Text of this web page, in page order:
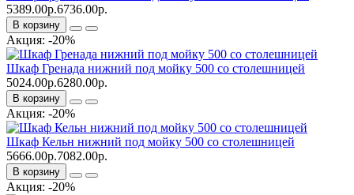
5389.00р.6736.00р.
В корзину
Акция: -20%
Шкаф Гренада нижний под мойку 500 со столешницей
5024.00р.6280.00р.
В корзину
Акция: -20%
Шкаф Кельн нижний под мойку 500 со столешницей
5666.00р.7082.00р.
В корзину
Акция: -20%